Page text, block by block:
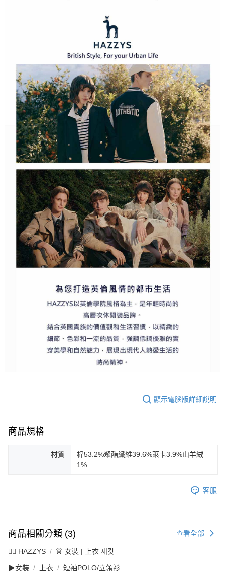
顯示電腦版詳細說明
商品規格
材質
棉53.2%聚酯纖維39.6%萊卡3.9%山羊絨
1%
客服
商品相關分類 (3) 查看全部
🐕‍🦺 HAZZYS 👗 女裝 | 上衣 재킷
▶女裝 上衣 短袖POLO/立領衫